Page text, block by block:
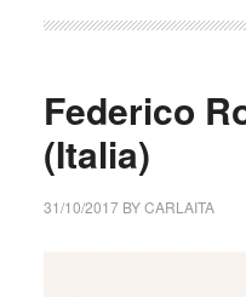
Federico
(Italia)
31/10/2017BYCARLAITA